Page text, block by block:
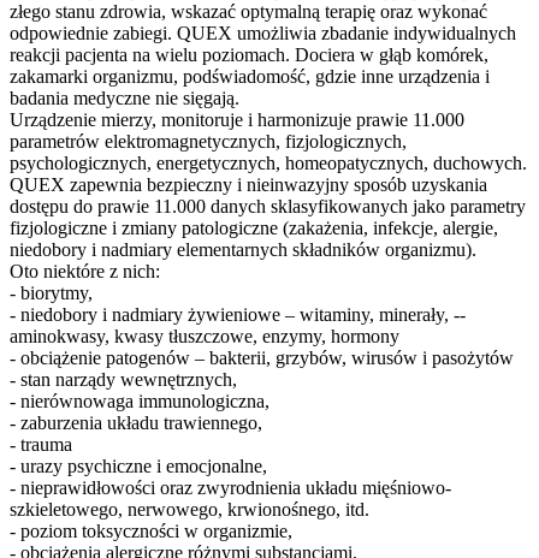
złego stanu zdrowia, wskazać optymalną terapię oraz wykonać
odpowiednie zabiegi. QUEX umożliwia zbadanie indywidualnych
reakcji pacjenta na wielu poziomach. Dociera w głąb komórek,
zakamarki organizmu, podświadomość, gdzie inne urządzenia i
badania medyczne nie sięgają.
Urządzenie mierzy, monitoruje i harmonizuje prawie 11.000
parametrów elektromagnetycznych, fizjologicznych,
psychologicznych, energetycznych, homeopatycznych, duchowych.
QUEX zapewnia bezpieczny i nieinwazyjny sposób uzyskania
dostępu do prawie 11.000 danych sklasyfikowanych jako parametry
fizjologiczne i zmiany patologiczne (zakażenia, infekcje, alergie,
niedobory i nadmiary elementarnych składników organizmu).
Oto niektóre z nich:
- biorytmy,
- niedobory i nadmiary żywieniowe – witaminy, minerały, --
aminokwasy, kwasy tłuszczowe, enzymy, hormony
- obciążenie patogenów – bakterii, grzybów, wirusów i pasożytów
- stan narządy wewnętrznych,
- nierównowaga immunologiczna,
- zaburzenia układu trawiennego,
- trauma
- urazy psychiczne i emocjonalne,
- nieprawidłowości oraz zwyrodnienia układu mięśniowo-
szkieletowego, nerwowego, krwionośnego, itd.
- poziom toksyczności w organizmie,
- obciążenia alergiczne różnymi substancjami,